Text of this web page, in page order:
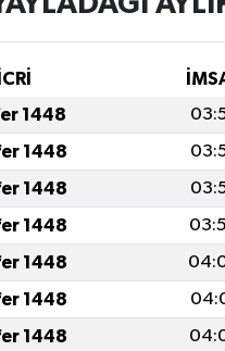
1448
1448
1448
1448
1448
1448
1448